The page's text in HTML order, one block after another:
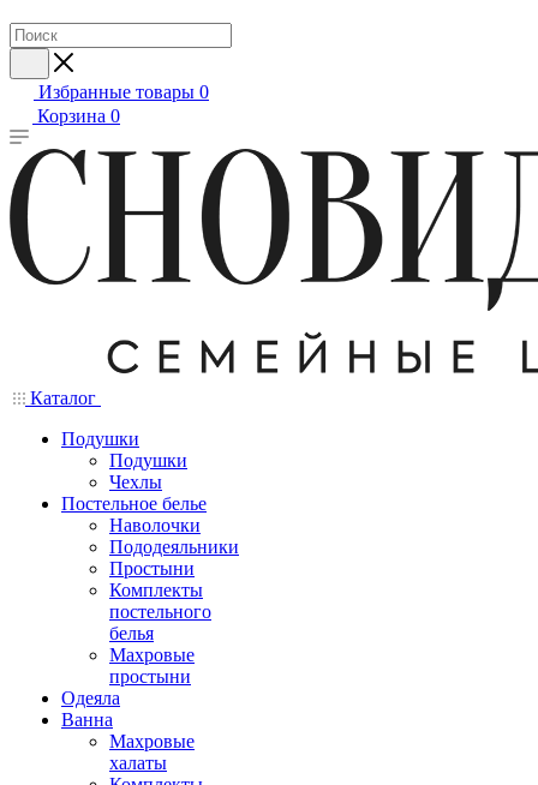
Избранные товары 0
Корзина 0
Каталог
Подушки
Подушки
Чехлы
Постельное белье
Наволочки
Пододеяльники
Простыни
Комплекты
постельного
белья
Махровые
простыни
Одеяла
Ванна
Махровые
халаты